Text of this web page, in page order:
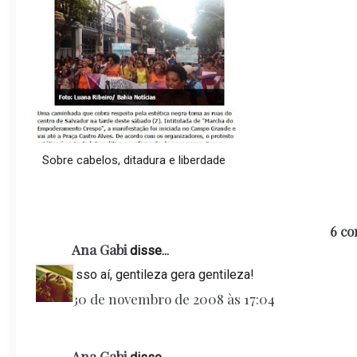
Sobre cabelos, ditadura e liberdade
6
Ana Gabidisse...
Isso aí, gentileza gera gentileza!
30 de novembro de 2008 às 17:04